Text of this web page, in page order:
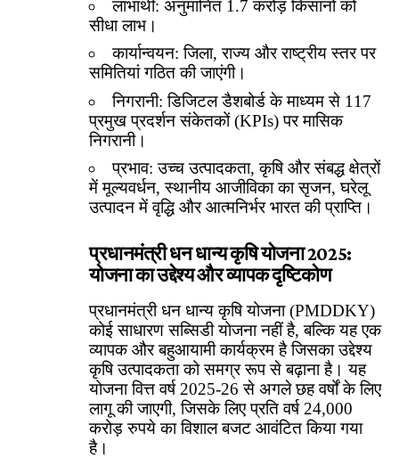
लाभार्थी: अनुमानित 1.7 करोड़ किसानों को
सीधा लाभ।
कार्यान्वयन: जिला, राज्य और राष्ट्रीय स्तर पर
समितियां गठित की जाएंगी।
निगरानी: डिजिटल डैशबोर्ड के माध्यम से 117
प्रमुख प्रदर्शन संकेतकों (KPIs) पर मासिक
निगरानी।
प्रभाव: उच्च उत्पादकता, कृषि और संबद्ध क्षेत्रों
में मूल्यवर्धन, स्थानीय आजीविका का सृजन, घरेलू
उत्पादन में वृद्धि और आत्मनिर्भर भारत की प्राप्ति।
प्रधानमंत्री धन धान्य कृषि योजना 2025:
योजना का उद्देश्य और व्यापक दृष्टिकोण
प्रधानमंत्री धन धान्य कृषि योजना (PMDDKY)
कोई साधारण सब्सिडी योजना नहीं है, बल्कि यह एक
व्यापक और बहुआयामी कार्यक्रम है जिसका उद्देश्य
कृषि उत्पादकता को समग्र रूप से बढ़ाना है। यह
योजना वित्त वर्ष 2025-26 से अगले छह वर्षों के लिए
लागू की जाएगी, जिसके लिए प्रति वर्ष 24,000
करोड़ रुपये का विशाल बजट आवंटित किया गया
है।